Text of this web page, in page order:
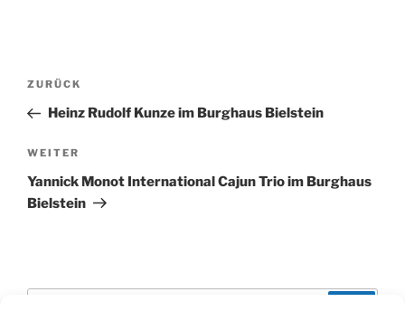
Beitragsnavigation
Vorheriger
Beitrag
ZURÜCK
Heinz Rudolf Kunze im Burghaus Bielstein
Nächster
Beitrag
WEITER
Yannick Monot International Cajun Trio im Burghaus
Bielstein
Suchen